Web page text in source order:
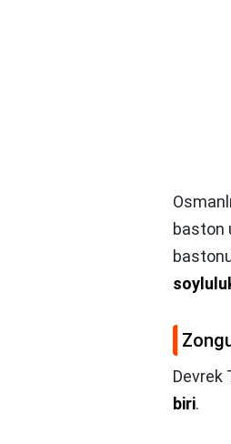
baston
Devrek
biri.